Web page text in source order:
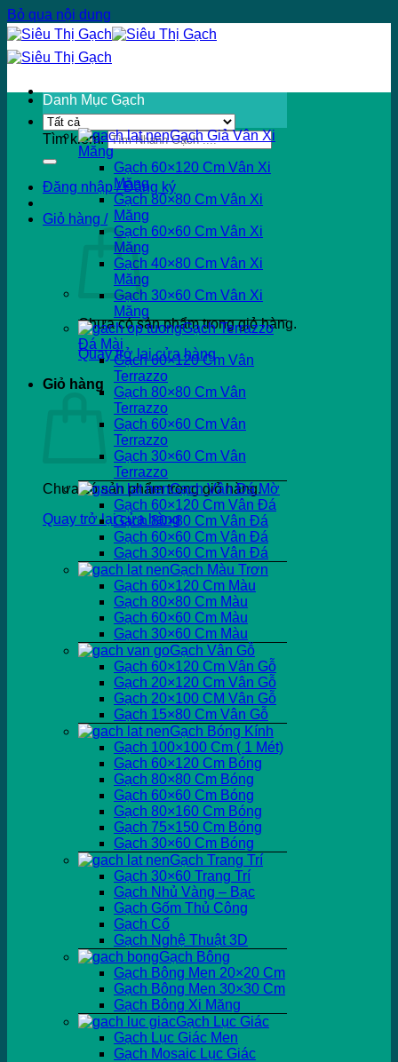
Bỏ qua nội dung
Tìm kiếm:
Đăng nhập / Đăng ký
Giỏ hàng /
Chưa có sản phẩm trong giỏ hàng.
Quay trở lại cửa hàng
Giỏ hàng
Chưa có sản phẩm trong giỏ hàng.
Quay trở lại cửa hàng
Danh Mục Gạch
Gạch Giả Vân Xi
Măng
Gạch 60×120 Cm Vân Xi
Măng
Gạch 80×80 Cm Vân Xi
Măng
Gạch 60×60 Cm Vân Xi
Măng
Gạch 40×80 Cm Vân Xi
Măng
Gạch 30×60 Cm Vân Xi
Măng
Gạch Terrazzo
Đá Mài
Gạch 60×120 Cm Vân
Terrazzo
Gạch 80×80 Cm Vân
Terrazzo
Gạch 60×60 Cm Vân
Terrazzo
Gạch 30×60 Cm Vân
Terrazzo
Gạch Vân Đá Mờ
Gạch 60×120 Cm Vân Đá
Gạch 80×80 Cm Vân Đá
Gạch 60×60 Cm Vân Đá
Gạch 30×60 Cm Vân Đá
Gạch Màu Trơn
Gạch 60×120 Cm Màu
Gạch 80×80 Cm Màu
Gạch 60×60 Cm Màu
Gạch 30×60 Cm Màu
Gạch Vân Gỗ
Gạch 60×120 Cm Vân Gỗ
Gạch 20×120 Cm Vân Gỗ
Gạch 20×100 CM Vân Gỗ
Gạch 15×80 Cm Vân Gỗ
Gạch Bóng Kính
Gạch 100×100 Cm ( 1 Mét)
Gạch 60×120 Cm Bóng
Gạch 80×80 Cm Bóng
Gạch 60×60 Cm Bóng
Gạch 80×160 Cm Bóng
Gạch 75×150 Cm Bóng
Gạch 30×60 Cm Bóng
Gạch Trang Trí
Gạch 30×60 Trang Trí
Gạch Nhủ Vàng – Bạc
Gạch Gốm Thủ Công
Gạch Cổ
Gạch Nghệ Thuật 3D
Gạch Bông
Gạch Bông Men 20×20 Cm
Gạch Bông Men 30×30 Cm
Gạch Bông Xi Măng
Gạch Lục Giác
Gạch Lục Giác Men
Gạch Mosaic Lục Giác